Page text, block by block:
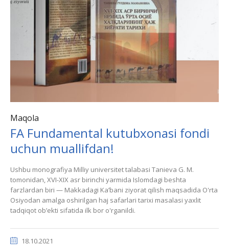
Maqola
FA Fundamental kutubxonasi fondi
uchun muallifdan!
Ushbu monografiya Milliy universitet talabasi Tanieva G. M.
tomonidan, XVI-XIX asr birinchi yarmida Islomdagi beshta
farzlardan biri — Makkadagi Kaʼbani ziyorat qilish maqsadida O'rta
Osiyodan amalga oshirilgan haj safarlari tarixi masalasi yaxlit
tadqiqot obʼekti sifatida ilk bor o'rganildi.
18.10.2021